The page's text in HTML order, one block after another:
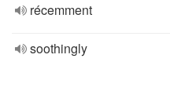
récemment
soothingly